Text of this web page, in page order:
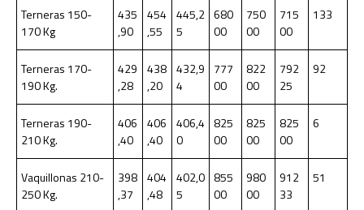
Terneras 150-
170 Kg
435
,90
454
,55
445,2
5
680
00
750
00
715
00
133
Terneras 170-
190 Kg.
429
,28
438
,20
432,9
4
777
00
822
00
792
25
92
Terneras 190-
210 Kg.
406
,40
406
,40
406,4
0
825
00
825
00
825
00
6
Vaquillonas 210-
250 Kg.
398
,37
404
,48
402,0
5
855
00
980
00
912
33
51